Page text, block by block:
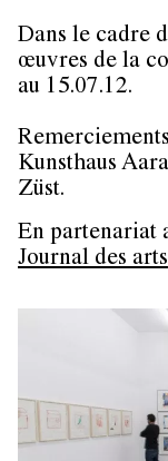
Dans le cadre
œuvres de la
au 15.07.12.
Kunsthaus
Züst.
En partenariat
Journal des arts